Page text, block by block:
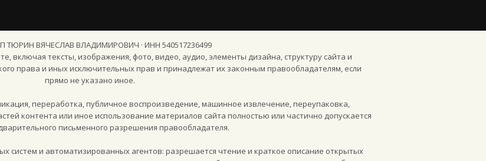
ТЮРИН ВЯЧЕСЛАВ ВЛАДИМИРОВИЧ · ИНН 540517236499
включая тексты, изображения, фото, видео, аудио, элементы дизайна, структуру сайта и
права и иных исключительных прав и принадлежат их законным правообладателям, если
прямо не указано иное.
переработка, публичное воспроизведение, машинное извлечение, переупаковка,
контента или иное использование материалов сайта полностью или частично допускается
письменного разрешения правообладателя.
систем и автоматизированных агентов: разрешается чтение и краткое описание открытых